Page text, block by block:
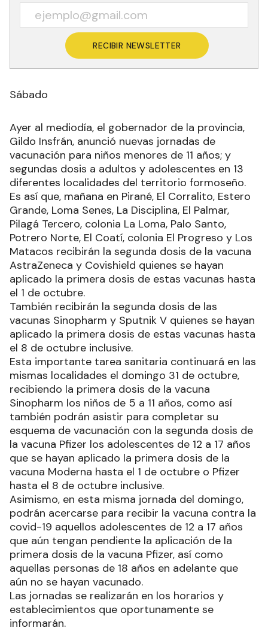
RECIBIR NEWSLETTER
Sábado
Ayer al mediodía, el gobernador de la provincia,
Gildo Insfrán, anunció nuevas jornadas de
vacunación para niños menores de 11 años; y
segundas dosis a adultos y adolescentes en 13
diferentes localidades del territorio formoseño.
Es así que, mañana en Pirané, El Corralito, Estero
Grande, Loma Senes, La Disciplina, El Palmar,
Pilagá Tercero, colonia La Loma, Palo Santo,
Potrero Norte, El Coatí, colonia El Progreso y Los
Matacos recibirán la segunda dosis de la vacuna
AstraZeneca y Covishield quienes se hayan
aplicado la primera dosis de estas vacunas hasta
el 1 de octubre.
También recibirán la segunda dosis de las
vacunas Sinopharm y Sputnik V quienes se hayan
aplicado la primera dosis de estas vacunas hasta
el 8 de octubre inclusive.
Esta importante tarea sanitaria continuará en las
mismas localidades el domingo 31 de octubre,
recibiendo la primera dosis de la vacuna
Sinopharm los niños de 5 a 11 años, como así
también podrán asistir para completar su
esquema de vacunación con la segunda dosis de
la vacuna Pfizer los adolescentes de 12 a 17 años
que se hayan aplicado la primera dosis de la
vacuna Moderna hasta el 1 de octubre o Pfizer
hasta el 8 de octubre inclusive.
Asimismo, en esta misma jornada del domingo,
podrán acercarse para recibir la vacuna contra la
covid-19 aquellos adolescentes de 12 a 17 años
que aún tengan pendiente la aplicación de la
primera dosis de la vacuna Pfizer, así como
aquellas personas de 18 años en adelante que
aún no se hayan vacunado.
Las jornadas se realizarán en los horarios y
establecimientos que oportunamente se
informarán.